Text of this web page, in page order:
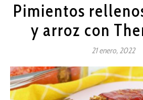
Pimientos
y arroz con
21 enero, 2022